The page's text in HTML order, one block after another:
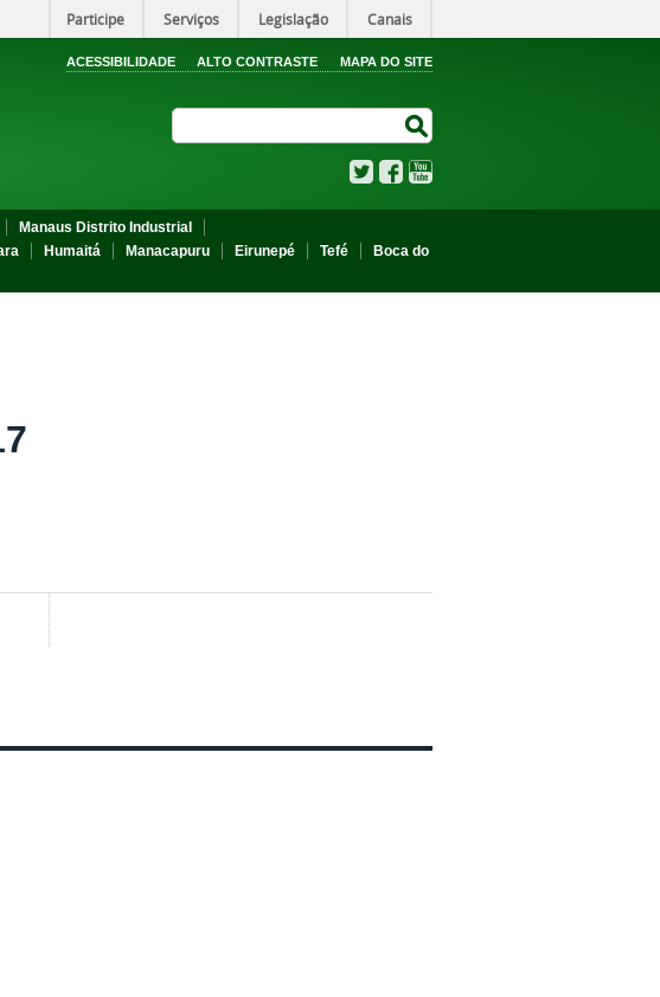
Participe Serviços Legislação Canais
ACESSIBILIDADE ALTO CONTRASTE MAPA DO SITE
TwitterFacebook
Manaus Distrito Industrial
Humaitá Manacapuru Eirunepé Tefé
Boca do